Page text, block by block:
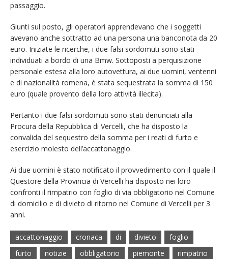
passaggio.
Giunti sul posto, gli operatori apprendevano che i soggetti
avevano anche sottratto ad una persona una banconota da 20
euro. Iniziate le ricerche, i due falsi sordomuti sono stati
individuati a bordo di una Bmw. Sottoposti a perquisizione
personale estesa alla loro autovettura, ai due uomini, ventenni
e di nazionalità romena, è stata sequestrata la somma di 150
euro (quale provento della loro attività illecita).
Pertanto i due falsi sordomuti sono stati denunciati alla
Procura della Repubblica di Vercelli, che ha disposto la
convalida del sequestro della somma per i reati di furto e
esercizio molesto dell’accattonaggio.
Ai due uomini è stato notificato il provvedimento con il quale il
Questore della Provincia di Vercelli ha disposto nei loro
confronti il rimpatrio con foglio di via obbligatorio nel Comune
di domicilio e di divieto di ritorno nel Comune di Vercelli per 3
anni.
accattonaggio cronaca di divieto
foglio
furto
notizie obbligatorio piemonte
rimpatrio